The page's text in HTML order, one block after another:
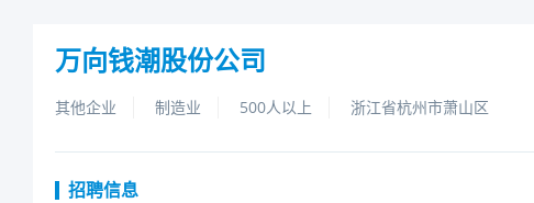
万向钱潮股份公司
其他企业 制造业 500人以上 浙江省杭州市萧山区
招聘信息